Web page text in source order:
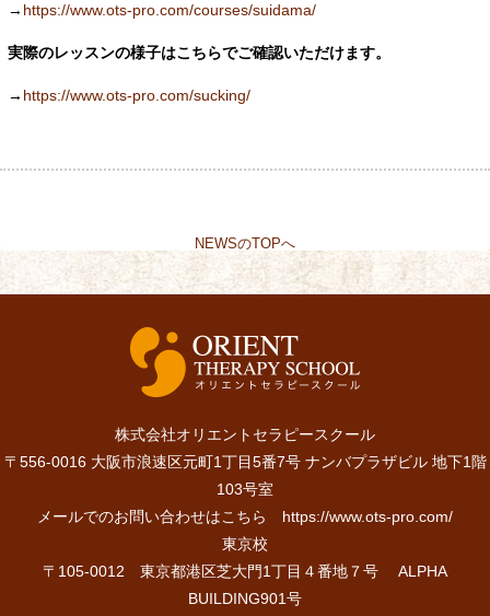
→ https://www.ots-pro.com/courses/suidama/
実際のレッスンの様子はこちらでご確認いただけます。
→ https://www.ots-pro.com/sucking/
NEWSのTOPへ
株式会社オリエントセラピースクール
〒556-0016 大阪市浪速区元町1丁目5番7号 ナンバプラザビル 地下1階
103号室
メールでのお問い合わせはこちら
https://www.ots-pro.com/
東京校
〒105-0012 東京都港区芝大門1丁目４番地７号 ALPHA
BUILDING901号